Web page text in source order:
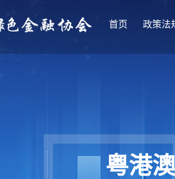
首页 政策法
粤港